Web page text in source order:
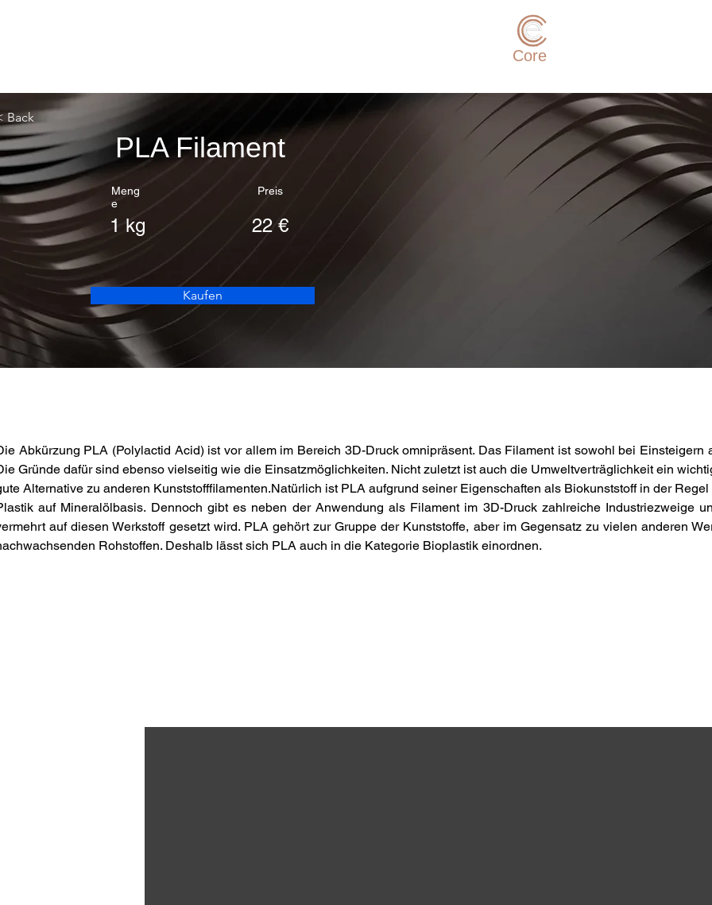
Core
PLA Filament
Meng
e
1 kg
Preis
22 €
Kaufen
Back
Abkürzung PLA (Polylactid Acid) ist vor allem im Bereich 3D-Druck omnipräsent. Das Filament ist sowohl bei Einsteigern
Gründe dafür sind ebenso vielseitig wie die Einsatzmöglichkeiten. Nicht zuletzt ist auch die Umweltverträglichkeit ein
Alternative zu anderen Kunststofffilamenten.Natürlich ist PLA aufgrund seiner Eigenschaften als Biokunststoff in der
auf Mineralölbasis. Dennoch gibt es neben der Anwendung als Filament im 3D-Druck zahlreiche Industriezweige
auf diesen Werkstoff gesetzt wird. PLA gehört zur Gruppe der Kunststoffe, aber im Gegensatz zu vielen anderen
Rohstoffen. Deshalb lässt sich PLA auch in die Kategorie Bioplastik einordnen.